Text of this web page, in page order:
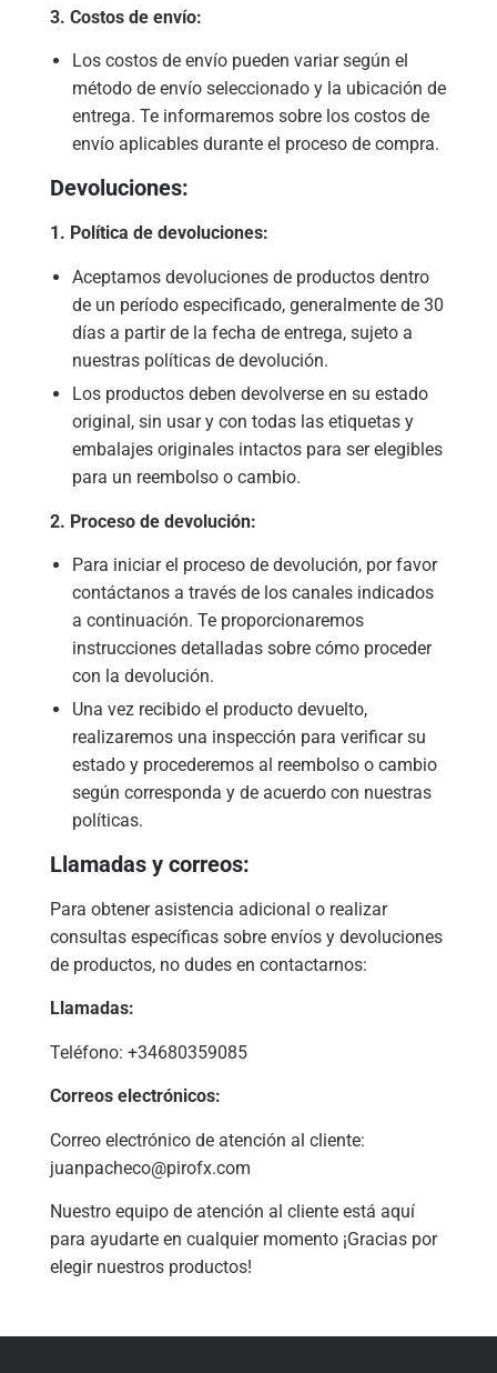
3. Costos de envío:
Los costos de envío pueden variar según el
método de envío seleccionado y la ubicación de
entrega. Te informaremos sobre los costos de
envío aplicables durante el proceso de compra.
Devoluciones:
1. Política de devoluciones:
Aceptamos devoluciones de productos dentro
de un período especificado, generalmente de 30
días a partir de la fecha de entrega, sujeto a
nuestras políticas de devolución.
Los productos deben devolverse en su estado
original, sin usar y con todas las etiquetas y
embalajes originales intactos para ser elegibles
para un reembolso o cambio.
2. Proceso de devolución:
Para iniciar el proceso de devolución, por favor
contáctanos a través de los canales indicados
a continuación. Te proporcionaremos
instrucciones detalladas sobre cómo proceder
con la devolución.
Una vez recibido el producto devuelto,
realizaremos una inspección para verificar su
estado y procederemos al reembolso o cambio
según corresponda y de acuerdo con nuestras
políticas.
Llamadas y correos:
Para obtener asistencia adicional o realizar
consultas específicas sobre envíos y devoluciones
de productos, no dudes en contactarnos:
Llamadas:
Teléfono: +34680359085
Correos electrónicos:
Correo electrónico de atención al cliente:
juanpacheco@pirofx.com
Nuestro equipo de atención al cliente está aquí
para ayudarte en cualquier momento ¡Gracias por
elegir nuestros productos!